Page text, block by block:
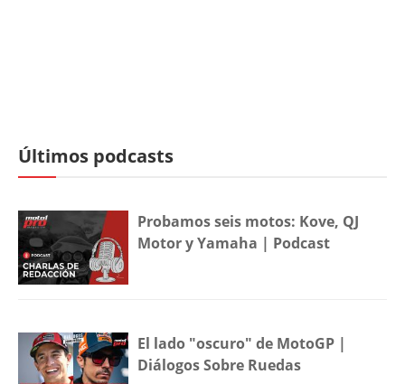
Últimos podcasts
Probamos seis motos: Kove, QJ
Motor y Yamaha | Podcast
El lado "oscuro" de MotoGP |
Diálogos Sobre Ruedas